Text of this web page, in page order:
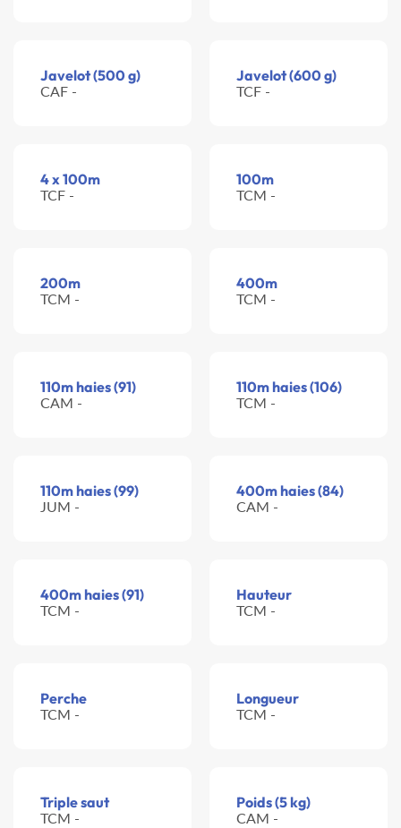
Javelot (500 g)
CAF -
Javelot (600 g)
TCF -
4 x 100m
TCF -
100m
TCM -
200m
TCM -
400m
TCM -
110m haies (91)
CAM -
110m haies (106)
TCM -
110m haies (99)
JUM -
400m haies (84)
CAM -
400m haies (91)
TCM -
Hauteur
TCM -
Perche
TCM -
Longueur
TCM -
Triple saut
TCM -
Poids (5 kg)
CAM -